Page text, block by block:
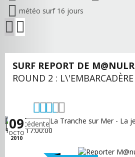
météo surf 16 jours
SURF REPORT DE M@NULR
ROUND 2 : L\'EMBARCADÈRE
09
OCTO
2010
précédente